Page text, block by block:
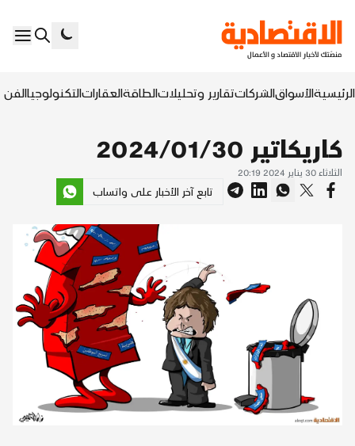
الرئيسيةالأسواقالشركاتتقارير وتحليلاتالطاقةالعقاراتالتكنولوجياالفن
كاريكاتير 2024/01/30
الثلاثاء 30 يناير 2024 20:19
تابع آخر الأخبار على واتساب